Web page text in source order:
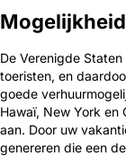
De Verenigde
toeristen, en
goede
Hawaï, New York en
aan. Door uw
genereren die een